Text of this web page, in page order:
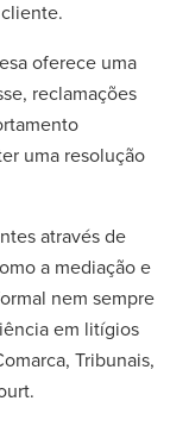
oferece uma
reclamações
uma resolução
através de
a mediação e
nem sempre
em litígios
Tribunais,